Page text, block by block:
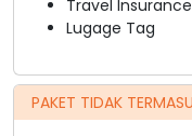
Travel
Lugage Tag
PAKET TIDAK